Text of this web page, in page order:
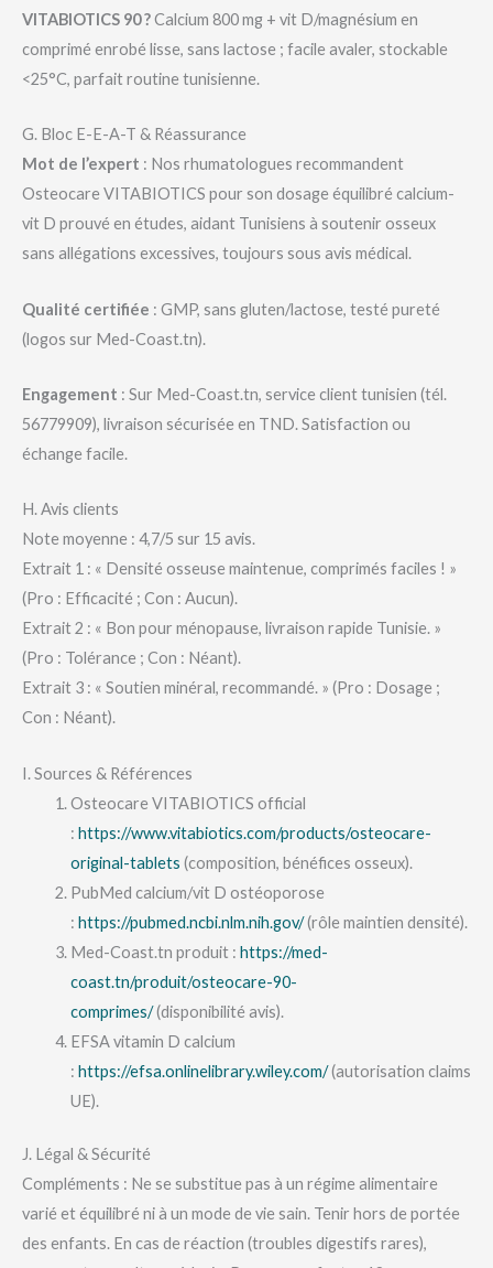
VITABIOTICS 90 ?Calcium 800 mg + vit D/magnésium en
comprimé enrobé lisse, sans lactose ; facile avaler, stockable
<25°C, parfait routine tunisienne.
G. Bloc E-E-A-T & Réassurance
Mot de l’expert : Nos rhumatologues recommandent
Osteocare VITABIOTICS pour son dosage équilibré calcium-
vit D prouvé en études, aidant Tunisiens à soutenir osseux
sans allégations excessives, toujours sous avis médical.
Qualité certifiée : GMP, sans gluten/lactose, testé pureté
(logos sur Med-Coast.tn).
Engagement : Sur Med-Coast.tn, service client tunisien (tél.
56779909), livraison sécurisée en TND. Satisfaction ou
échange facile.
H. Avis clients
Note moyenne : 4,7/5 sur 15 avis.
Extrait 1 : « Densité osseuse maintenue, comprimés faciles ! »
(Pro : Efficacité ; Con : Aucun).
Extrait 2 : « Bon pour ménopause, livraison rapide Tunisie. »
(Pro : Tolérance ; Con : Néant).
Extrait 3 : « Soutien minéral, recommandé. » (Pro : Dosage ;
Con : Néant).
I. Sources & Références
Osteocare VITABIOTICS official
: https://www.vitabiotics.com/products/osteocare-
original-tablets (composition, bénéfices osseux).
PubMed calcium/vit D ostéoporose
: https://pubmed.ncbi.nlm.nih.gov/(rôle maintien densité).
Med-Coast.tn produit : https://med-
coast.tn/produit/osteocare-90-
comprimes/(disponibilité avis).
EFSA vitamin D calcium
: https://efsa.onlinelibrary.wiley.com/(autorisation claims
UE).
J. Légal & Sécurité
Compléments : Ne se substitue pas à un régime alimentaire
varié et équilibré ni à un mode de vie sain. Tenir hors de portée
des enfants. En cas de réaction (troubles digestifs rares),